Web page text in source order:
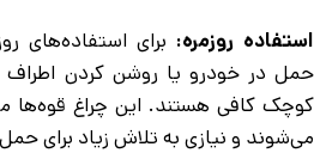
استفاده روزمره: برای استفاده‌های
حمل در خودرو یا روشن کردن
کوچک کافی هستند. این چراغ قوه‌ها
می‌شوند و نیازی به تلاش زیاد برای